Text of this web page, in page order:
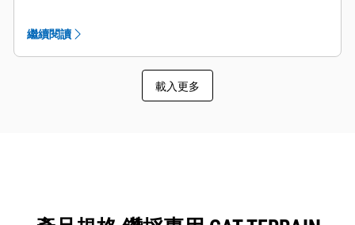
備有「地層辨識」和「鑽孔輪廓」選項，可互相搭配使
用，提供鑽機作業參數的即時線上分析。
顯示鑽機的工作強度以及在不同地層的移動速度，使系統
使用 Terrain 辦公軟體的專屬演算法產生可爆破性指數，
繼續閱讀
載入更多